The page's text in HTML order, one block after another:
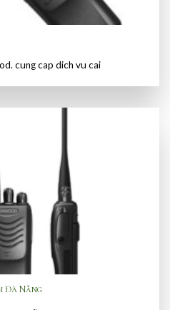
cung cap dich vu cai
Đà Nẵng